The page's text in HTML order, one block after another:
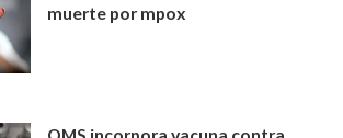
muerte por mpox